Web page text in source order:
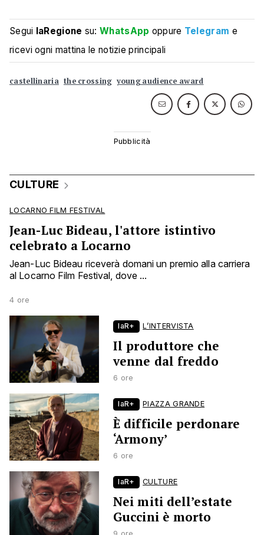
Segui laRegione su:WhatsApp oppure Telegram e
ricevi ogni mattina le notizie principali
castellinaria the crossing young audience award
CULTURE
LOCARNO FILM FESTIVAL
Jean-Luc Bideau, l'attore istintivo
celebrato a Locarno
Jean-Luc Bideau riceverà domani un premio alla carriera
al Locarno Film Festival, dove ...
4 ore
laR+ L’INTERVISTA
Il produttore che
venne dal freddo
6 ore
laR+ PIAZZA GRANDE
È difficile perdonare
‘Armony’
6 ore
laR+ CULTURE
Nei miti dell’estate
Guccini è morto